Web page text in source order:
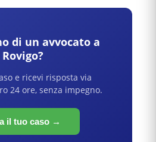
di un avvocato a
Rovigo?
e ricevi risposta via
24 ore, senza impegno.
il tuo caso →